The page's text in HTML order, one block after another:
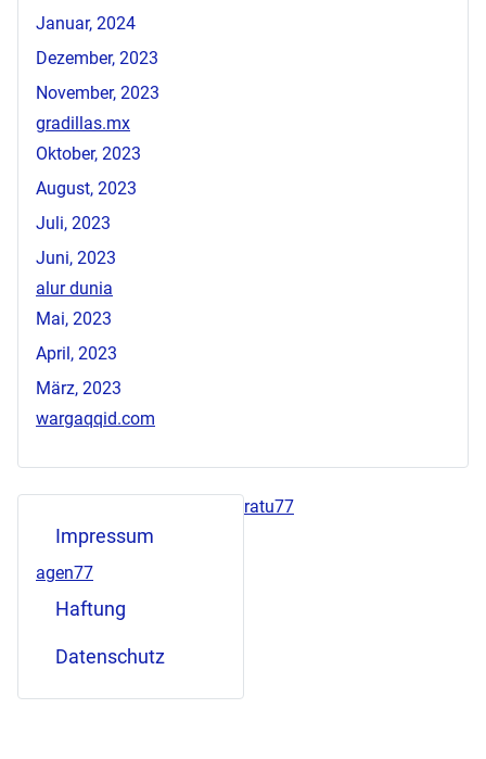
Januar, 2024
Dezember, 2023
November, 2023
gradillas.mx
Oktober, 2023
August, 2023
Juli, 2023
Juni, 2023
alur dunia
Mai, 2023
April, 2023
März, 2023
wargaqqid.com
Impressum
agen77
Haftung
Datenschutz
ratu77